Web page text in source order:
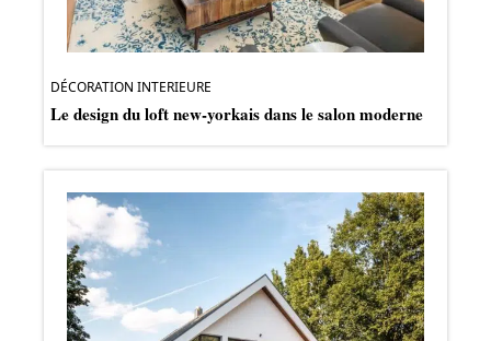
DÉCORATION INTERIEURE
Le design du loft new-yorkais dans le salon moderne